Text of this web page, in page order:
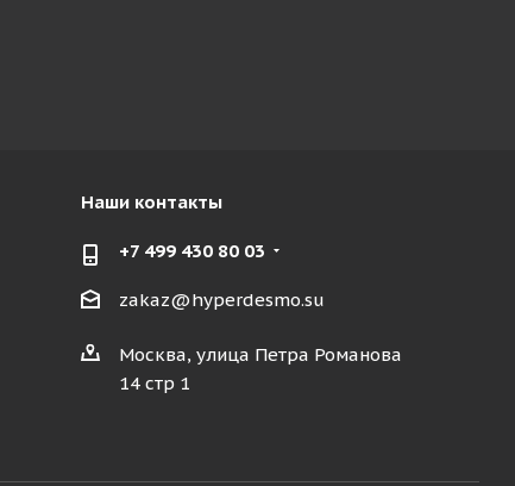
Наши контакты
+7 499 430 80 03
zakaz@hyperdesmo.su
Москва, улица Петра Романова
14 стр 1